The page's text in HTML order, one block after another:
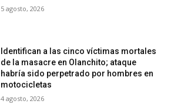
5 agosto, 2026
Identifican a las cinco víctimas mortales
de la masacre en Olanchito; ataque
habría sido perpetrado por hombres en
motocicletas
4 agosto, 2026